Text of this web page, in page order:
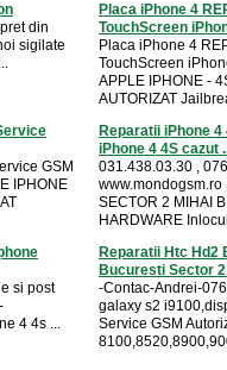
din
sigilate
Placa iPhone 4
TouchScreen
Placa iPhone 4
TouchScreen
APPLE IPHONE -
AUTORIZAT
GSM
IPHONE
Reparatii iPhone
iPhone 4 4S cazut
031.438.03.30 ,
www.mondogsm.ro
SECTOR 2 MIHAI
HARDWARE
si post
4 4s ...
Reparatii Htc Hd2
Bucuresti Sector
-Contac-Andrei-
galaxy s2
Service GSM